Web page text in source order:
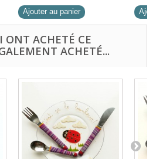
Ajouter au panier
ONT ACHETÉ CE
ACHETÉ...